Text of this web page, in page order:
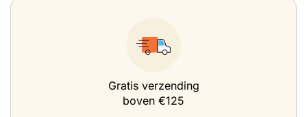
Gratis verzending
boven €125